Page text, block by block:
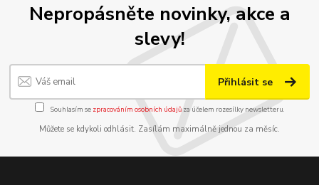
Nepropásněte novinky, akce a
slevy!
Přihlásit se
Souhlasím se zpracováním osobních údajůza účelem rozesílky newsletteru.
Můžete se kdykoli odhlásit. Zasílám maximálně jednou za měsíc.